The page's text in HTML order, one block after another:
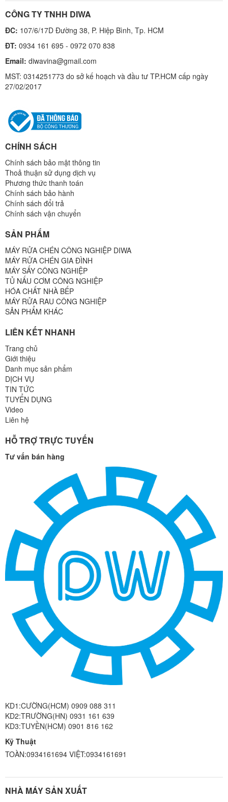
CÔNG TY TNHH DIWA
ĐC: 107/6/17D Đường 38, P. Hiệp Bình, Tp. HCM
ĐT: 0934 161 695 - 0972 070 838
Email: diwavina@gmail.com
MST: 0314251773 do sở kế hoạch và đầu tư TP.HCM cấp ngày
27/02/2017
CHÍNH SÁCH
Chính sách bảo mật thông tin
Thoả thuận sử dụng dịch vụ
Phương thức thanh toán
Chính sách bảo hành
Chính sách đổi trả
Chính sách vận chuyển
SẢN PHẨM
MÁY RỬA CHÉN CÔNG NGHIỆP DIWA
MÁY RỬA CHÉN GIA ĐÌNH
MÁY SẤY CÔNG NGHIỆP
TỦ NẤU CƠM CÔNG NGHIỆP
HÓA CHẤT NHÀ BẾP
MÁY RỬA RAU CÔNG NGHIỆP
SẢN PHẨM KHÁC
LIÊN KẾT NHANH
Trang chủ
Giới thiệu
Danh mục sản phẩm
DỊCH VỤ
TIN TỨC
TUYỂN DỤNG
Video
Liên hệ
HỖ TRỢ TRỰC TUYẾN
Tư vấn bán hàng
KD1:CƯỜNG(HCM) 0909 088 311
KD2:TRƯỜNG(HN) 0931 161 639
KD3:TUYỀN(HCM) 0901 816 162
Kỹ Thuật
TOÀN:0934161694 VIỆT:0934161691
NHÀ MÁY SẢN XUẤT